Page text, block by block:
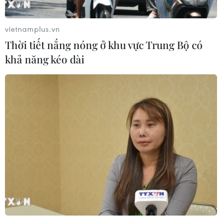
World Cup 2026
Dữ liệu việc làm Mỹ mở thêm dư địa
Thương mại Việt Nam-Australia
hướng tới những động lực tăng
Nghệ An: OCOP đã có thương hiệu,
vietnamplus.vn
Thời tiết nắng nóng ở khu vực Trung Bộ có
khả năng kéo dài